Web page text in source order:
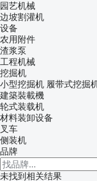
园艺机械
边坡割灌机
设备
农用附件
渣浆泵
工程机械
挖掘机
小型挖掘机 履带式挖掘
建築裝載機
轮式装载机
材料装卸设备
叉车
侧装机
品牌
未找到相关结果